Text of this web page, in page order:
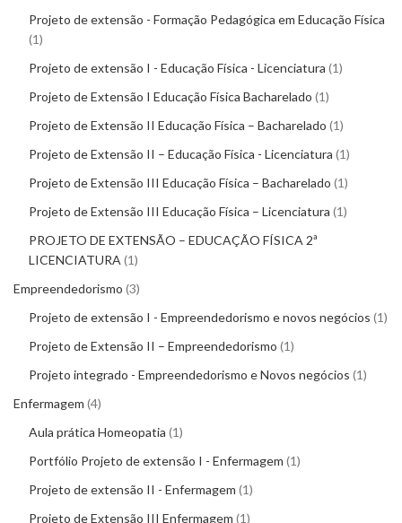
Projeto de extensão - Formação Pedagógica em Educação Física
1
Projeto de extensão I - Educação Física - Licenciatura 1
Projeto de Extensão I Educação Física Bacharelado 1
Projeto de Extensão II Educação Física – Bacharelado 1
Projeto de Extensão II – Educação Física - Licenciatura 1
Projeto de Extensão III Educação Física – Bacharelado 1
Projeto de Extensão III Educação Física – Licenciatura 1
PROJETO DE EXTENSÃO – EDUCAÇÃO FÍSICA 2ª
LICENCIATURA 1
Empreendedorismo 3
Projeto de extensão I - Empreendedorismo e novos negócios 1
Projeto de Extensão II – Empreendedorismo 1
Projeto integrado - Empreendedorismo e Novos negócios 1
Enfermagem 4
Aula prática Homeopatia 1
Portfólio Projeto de extensão I - Enfermagem 1
Projeto de extensão II - Enfermagem 1
Projeto de Extensão III Enfermagem 1